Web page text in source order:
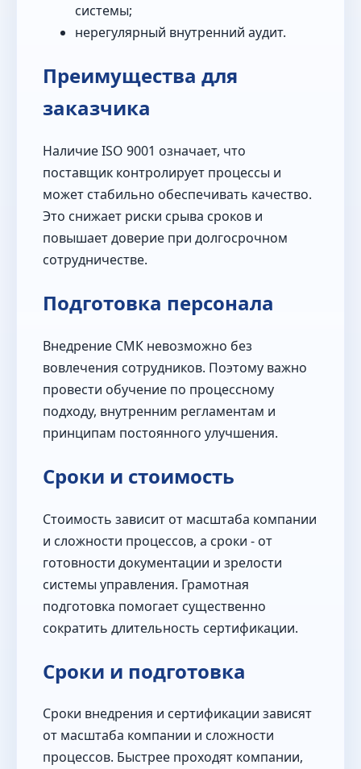
системы;
нерегулярный внутренний аудит.
Преимущества для
заказчика
Наличие ISO 9001 означает, что
поставщик контролирует процессы и
может стабильно обеспечивать качество.
Это снижает риски срыва сроков и
повышает доверие при долгосрочном
сотрудничестве.
Подготовка персонала
Внедрение СМК невозможно без
вовлечения сотрудников. Поэтому важно
провести обучение по процессному
подходу, внутренним регламентам и
принципам постоянного улучшения.
Сроки и стоимость
Стоимость зависит от масштаба компании
и сложности процессов, а сроки - от
готовности документации и зрелости
системы управления. Грамотная
подготовка помогает существенно
сократить длительность сертификации.
Сроки и подготовка
Сроки внедрения и сертификации зависят
от масштаба компании и сложности
процессов. Быстрее проходят компании,